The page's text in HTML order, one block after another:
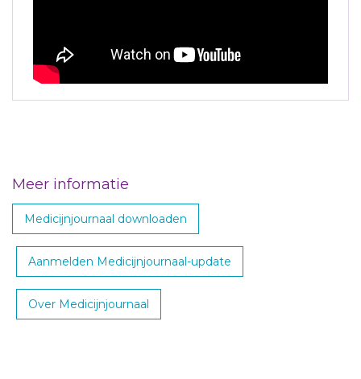
Meer informatie
Medicijnjournaal downloaden
Aanmelden Medicijnjournaal-update
Over Medicijnjournaal